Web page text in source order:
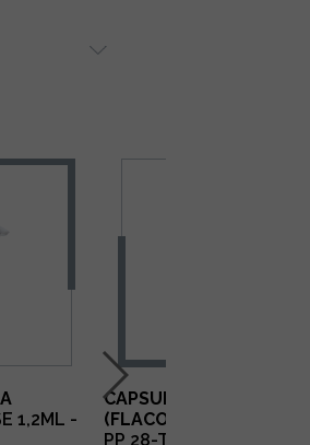
1,2ML -
CAPSULE BEC VERSEUR
(FLACON VERRE)
PP 28-TROU 15- NOIR